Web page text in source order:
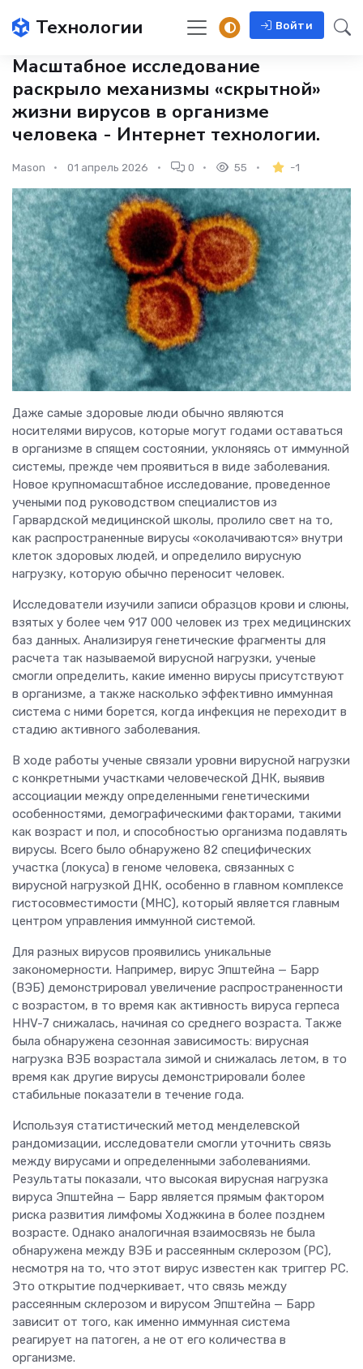
Технологии Войти
Масштабное исследование
раскрыло механизмы «скрытной»
жизни вирусов в организме
человека - Интернет технологии.
Mason 01 апрель 2026 0 55 -1
Даже самые здоровые люди обычно являются
носителями вирусов, которые могут годами оставаться
в организме в спящем состоянии, уклоняясь от иммунной
системы, прежде чем проявиться в виде заболевания.
Новое крупномасштабное исследование, проведенное
учеными под руководством специалистов из
Гарвардской медицинской школы, пролило свет на то,
как распространенные вирусы «околачиваются» внутри
клеток здоровых людей, и определило вирусную
нагрузку, которую обычно переносит человек.
Исследователи изучили записи образцов крови и слюны,
взятых у более чем 917 000 человек из трех медицинских
баз данных. Анализируя генетические фрагменты для
расчета так называемой вирусной нагрузки, ученые
смогли определить, какие именно вирусы присутствуют
в организме, а также насколько эффективно иммунная
система с ними борется, когда инфекция не переходит в
стадию активного заболевания.
В ходе работы ученые связали уровни вирусной нагрузки
с конкретными участками человеческой ДНК, выявив
ассоциации между определенными генетическими
особенностями, демографическими факторами, такими
как возраст и пол, и способностью организма подавлять
вирусы. Всего было обнаружено 82 специфических
участка (локуса) в геноме человека, связанных с
вирусной нагрузкой ДНК, особенно в главном комплексе
гистосовместимости (MHC), который является главным
центром управления иммунной системой.
Для разных вирусов проявились уникальные
закономерности. Например, вирус Эпштейна — Барр
(ВЭБ) демонстрировал увеличение распространенности
с возрастом, в то время как активность вируса герпеса
HHV-7 снижалась, начиная со среднего возраста. Также
была обнаружена сезонная зависимость: вирусная
нагрузка ВЭБ возрастала зимой и снижалась летом, в то
время как другие вирусы демонстрировали более
стабильные показатели в течение года.
Используя статистический метод менделевской
рандомизации, исследователи смогли уточнить связь
между вирусами и определенными заболеваниями.
Результаты показали, что высокая вирусная нагрузка
вируса Эпштейна — Барр является прямым фактором
риска развития лимфомы Ходжкина в более позднем
возрасте. Однако аналогичная взаимосвязь не была
обнаружена между ВЭБ и рассеянным склерозом (РС),
несмотря на то, что этот вирус известен как триггер РС.
Это открытие подчеркивает, что связь между
рассеянным склерозом и вирусом Эпштейна — Барр
зависит от того, как именно иммунная система
реагирует на патоген, а не от его количества в
организме.